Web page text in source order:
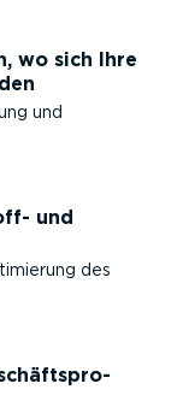
wo sich Ihre
und
und
des